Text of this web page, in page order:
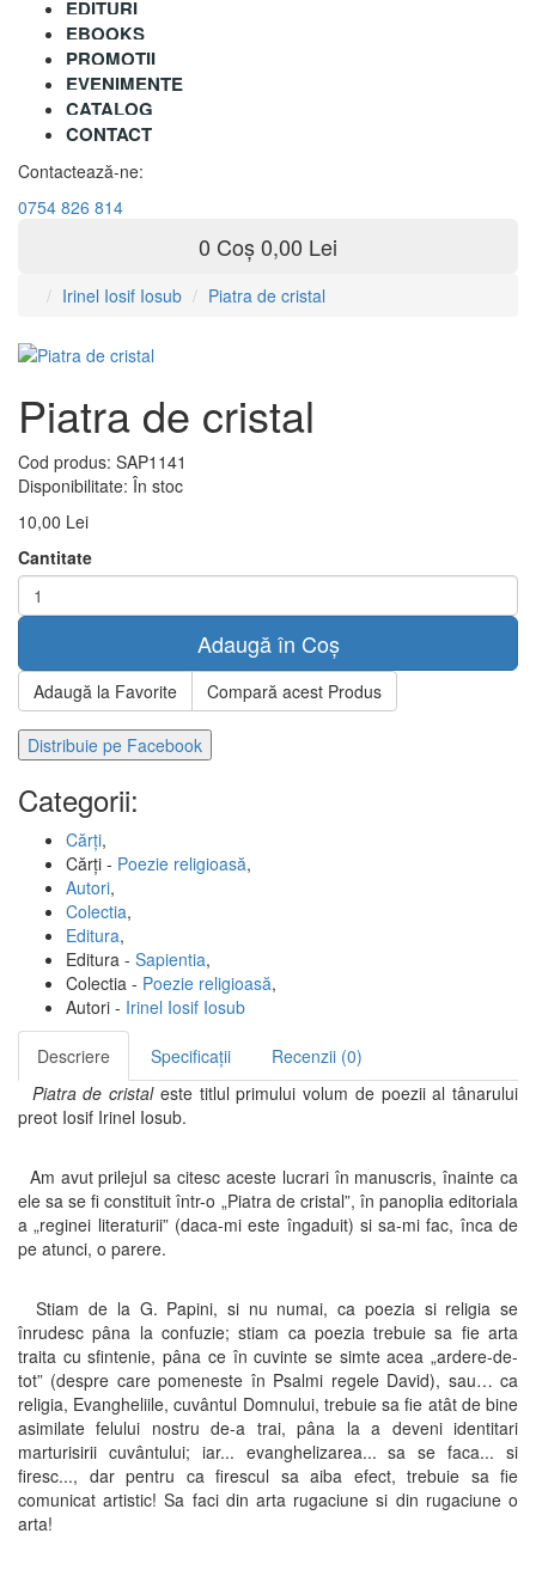
EDITURI
EBOOKS
PROMOȚII
EVENIMENTE
CATALOG
CONTACT
Contactează-ne:
0754 826 814
0 Coș0,00 Lei
Irinel Iosif Iosub Piatra de cristal
Piatra de cristal
Cod produs: SAP1141
Disponibilitate: În stoc
10,00 Lei
Cantitate
Adaugă în Coș
Adaugă la Favorite Compară acest Produs
Distribuie pe Facebook
Categorii:
Cărți,
Cărți - Poezie religioasă,
Autori,
Colectia,
Editura,
Editura - Sapientia,
Colectia - Poezie religioasă,
Autori - Irinel Iosif Iosub
Descriere Specificații
Recenzii (0)
Piatra de cristaleste titlul primului volum de poezii al tânarului
preot Iosif Irinel Iosub.
Am avut prilejul sa citesc aceste lucrari în manuscris, înainte ca
ele sa se fi constituit într-o „Piatra de cristal”, în panoplia editoriala
a „reginei literaturii” (daca-mi este îngaduit) si sa-mi fac, înca de
pe atunci, o parere.
Stiam de la G. Papini, si nu numai, ca poezia si religia se
înrudesc pâna la confuzie; stiam ca poezia trebuie sa fie arta
traita cu sfintenie, pâna ce în cuvinte se simte acea „ardere-de-
tot” (despre care pomeneste în Psalmi regele David), sau… ca
religia, Evangheliile, cuvântul Domnului, trebuie sa fie atât de bine
asimilate felului nostru de-a trai, pâna la a deveni identitari
marturisirii cuvântului; iar... evanghelizarea... sa se faca... si
firesc..., dar pentru ca firescul sa aiba efect, trebuie sa fie
comunicat artistic! Sa faci din arta rugaciune si din rugaciune o
arta!